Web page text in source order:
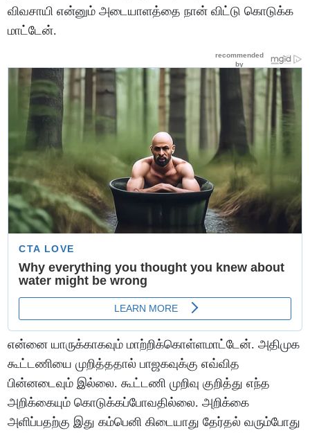
விவசாயி என்னும் அடையாளத்தை நான் விட்டு கொடுக்க
மாட்டேன்.
என்னை யாருக்காகவும் மாற்றிக்கொள்ளமாட்டேன். அதிமுக
கூட்டணியை முறித்ததால் பாஜகவுக்கு எவ்வித
பின்னடைவும் இல்லை. கூட்டணி முறிவு குறித்து எந்த
அறிக்கையும் கொடுக்கப்போவதில்லை. அறிக்கை
அளிப்பதற்கு இது கம்பெனி கிடையாது தேர்தல் வரும்போது